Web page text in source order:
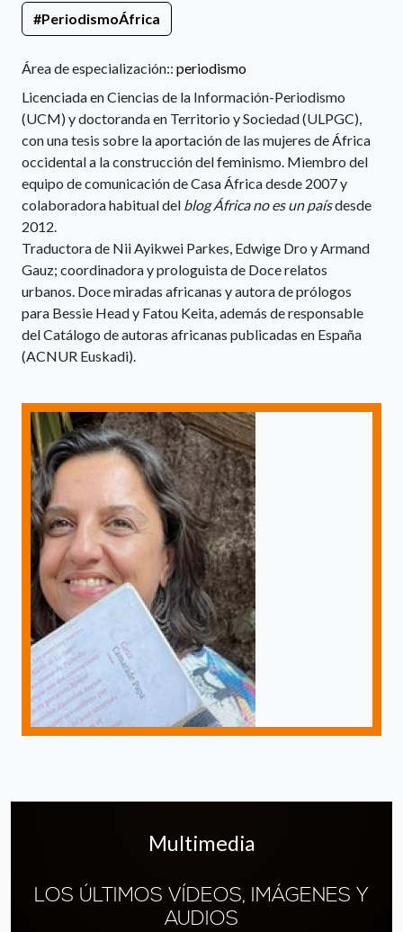
#PeriodismoÁfrica
Área de especialización:: periodismo
Licenciada en Ciencias de la Información-Periodismo
(UCM) y doctoranda en Territorio y Sociedad (ULPGC),
con una tesis sobre la aportación de las mujeres de África
occidental a la construcción del feminismo. Miembro del
equipo de comunicación de Casa África desde 2007 y
colaboradora habitual del blog África no es un paísdesde
2012.
Traductora de Nii Ayikwei Parkes, Edwige Dro y Armand
Gauz; coordinadora y prologuista de Doce relatos
urbanos. Doce miradas africanas y autora de prólogos
para Bessie Head y Fatou Keita, además de responsable
del Catálogo de autoras africanas publicadas en España
(ACNUR Euskadi).
Multimedia
LOS ÚLTIMOS VÍDEOS, IMÁGENES Y
AUDIOS